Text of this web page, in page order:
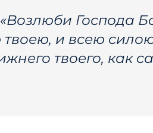
Господа
и всею
твоего, как